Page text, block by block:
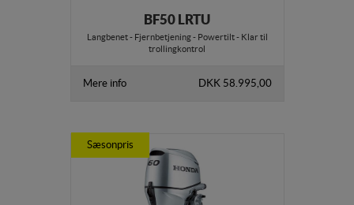
BF50 LRTU
Langbenet - Fjernbetjening - Powertilt - Klar til
trollingkontrol
Mere info DKK 58.995,00
Sæsonpris